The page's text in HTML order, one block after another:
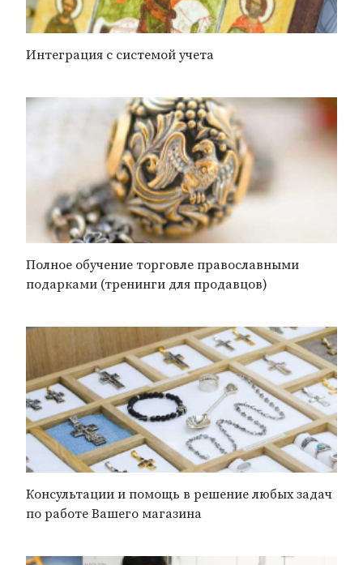
Интеграция с системой учета
Полное обучение торговле православными
подарками (тренинги для продавцов)
Консультации и помощь в решение любых задач
по работе Вашего магазина